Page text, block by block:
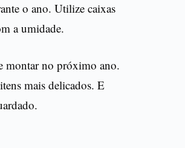
o ano. Utilize caixas
a umidade.
montar no próximo ano.
mais delicados. E